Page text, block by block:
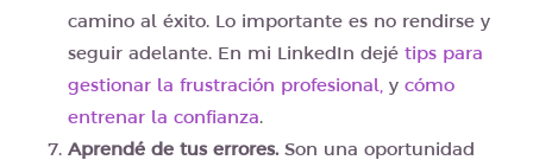
camino al éxito. Lo importante es no rendirse y
seguir adelante. En mi LinkedIn dejé tips para
gestionar la frustración profesional, y cómo
entrenar la confianza.
Aprendé de tus errores. Son una oportunidad